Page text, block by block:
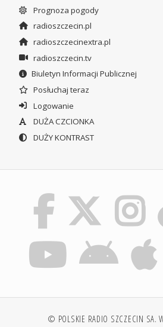
Prognoza pogody
radioszczecin.pl
radioszczecinextra.pl
radioszczecin.tv
Biuletyn Informacji Publicznej
Posłuchaj teraz
Logowanie
DUŻA CZCIONKA
DUŻY KONTRAST
© POLSKIE RADIO SZCZECIN SA.